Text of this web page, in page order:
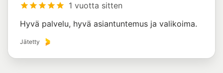
1 vuotta sitten
Hyvä palvelu, hyvä asiantuntemus ja valikoima.
Jätetty